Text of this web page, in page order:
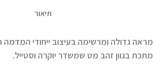
תיאור
מראה גדולה ומרשימה בעיצוב ייחודי
מתכת בגוון זהב מט שמשדר יוקרה וסטייל.